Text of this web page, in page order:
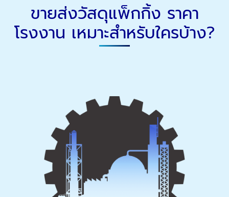
ขายส่งวัสดุแพ็กกิ้ง ราคา
โรงงาน เหมาะสำหรับใครบ้าง?